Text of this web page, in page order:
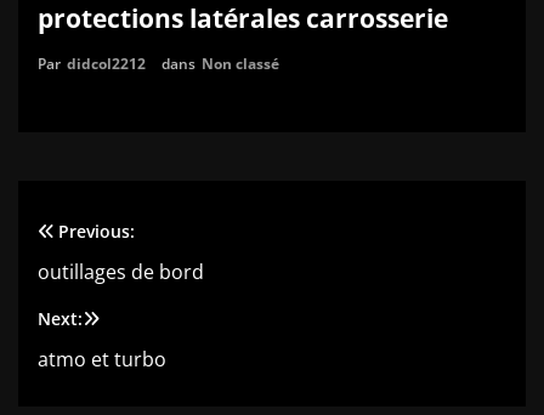
protections latérales carrosserie
Par didcol2212 dans Non classé
Navigation
de
l’article
Previous:
outillages de bord
Next:
atmo et turbo